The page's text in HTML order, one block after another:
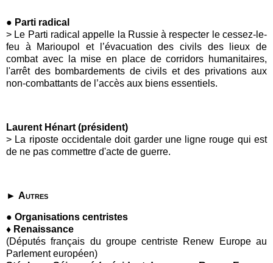
● Parti radical
> Le Parti radical appelle la Russie à respecter le cessez-le-
feu à Marioupol et l’évacuation des civils des lieux de
combat avec la mise en place de corridors humanitaires,
l'arrêt des bombardements de civils et des privations aux
non-combattants de l’accès aux biens essentiels.
Laurent Hénart (président)
> La riposte occidentale doit garder une ligne rouge qui est
de ne pas commettre d'acte de guerre.
► Autres
● Organisations centristes
♦ Renaissance
(Députés français du groupe centriste Renew Europe au
Parlement européen)